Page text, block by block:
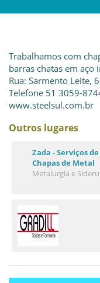
Trabalhamos com
barras chatas em aço
Rua: Sarmento Leite,
Telefone 51 3059-
www.steelsul.com.br
Outros lugares
Zada - Serviços
Chapas de Metal
Metalurgia e